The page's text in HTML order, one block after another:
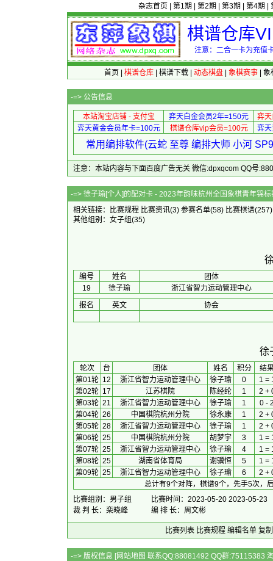
杂志首页 第1期 第2期 第3期 第4期
棋谱仓库
注意：二合一卡为充值
首页 棋谱仓库| 棋谱下载| 动态棋盘| 象棋赛事| 象
-=> 公告信息
本站淘宝店铺 - 支付宝 弈天白金会员2年=150元
弈
弈天黄金会员年卡=100元
棋谱仓库vip会员=100元 弈
常用编排软件(云蛇 至尊 编排大师 小河
注意：本站内容与下面百度广告无关 微信:dpxqcom QQ号
-=> 徐子瑜[个人]的配对卡 - 2023年韵味
相关链接：
比赛规程 比赛资讯(3) 参赛名单(58) 比赛棋谱
其他组别： 女子组(35)
编号 姓名
团体
19
徐子瑜
浙江省智力运动管理中心
报名
英文 协会
徐
轮次 台 团体 姓名 积分
结
第01轮 12 浙江省智力运动管理中心 徐子瑜 0
1 =
第02轮 17 江苏棋院 陈经纶 1
2 +
第03轮 21 浙江省智力运动管理中心 徐子瑜 1
0 -
第04轮 26 中国棋院杭州分院 徐永康 1
2 +
第05轮 28 浙江省智力运动管理中心 徐子瑜 1
2 +
第06轮 25 中国棋院杭州分院 胡梦宇 3
1 =
第07轮 25 浙江省智力运动管理中心 徐子瑜 4
1 =
第08轮 25 湖南省体育局 谢骥恒 5
1 =
第09轮 25 浙江省智力运动管理中心 徐子瑜 6
2 +
总计有9个对阵，棋谱9个，先手5次，
比赛组别：男子组
比赛时间：2023-05-20 2023-05-23
裁 判 长：栾晓峰
编 排 长：周文彬
比赛列表 比赛规程 编辑名单 复
-=> 版权信息 [网站地图 联系QQ:88081492 QQ群:75115383